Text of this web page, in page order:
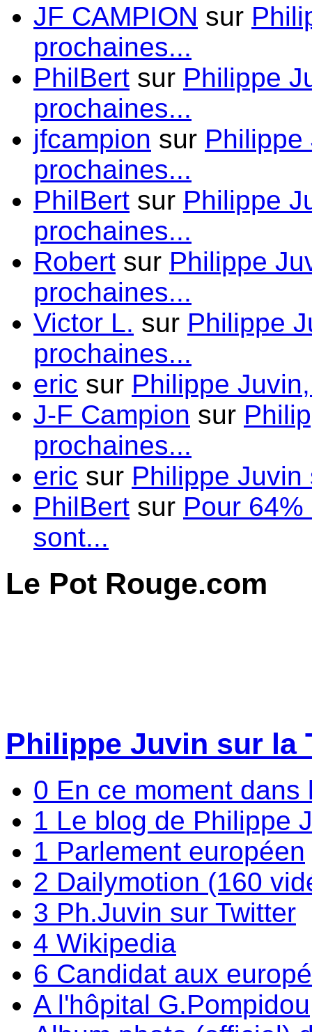
JF CAMPION sur
prochaines...
PhilBert sur Philippe
prochaines...
jfcampion sur
prochaines...
PhilBert sur Philippe
prochaines...
Robert sur Philippe
prochaines...
Victor L. sur Philippe
prochaines...
eric sur Philippe
J-F Campion sur
prochaines...
eric sur Philippe
PhilBert sur Pour
sont...
Le Pot Rouge.com
Philippe Juvin sur la
0 En ce moment dans
1 Le blog de Philippe
1 Parlement européen
2 Dailymotion (160
3 Ph.Juvin sur Twitter
4 Wikipedia
6 Candidat aux
A l'hôpital G.Pompidou